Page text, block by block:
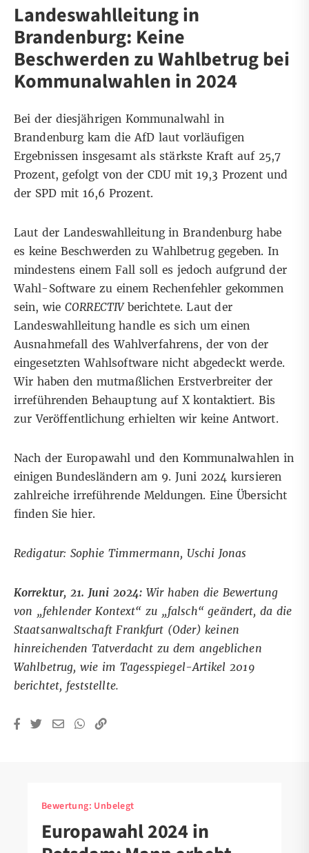
Landeswahlleitung in
Brandenburg: Keine
Beschwerden zu Wahlbetrug bei
Kommunalwahlen in 2024
Bei der diesjährigen Kommunalwahl in
Brandenburgkam die AfD laut vorläufigen
Ergebnissen insgesamt als stärkste Kraft auf 25,7
Prozent, gefolgt von der CDU mit 19,3 Prozent und
der SPD mit 16,6 Prozent.
Laut der Landeswahlleitung in Brandenburg habe
es keine Beschwerden zu Wahlbetrug gegeben. In
mindestens einem Fall soll es jedoch aufgrund der
Wahl-Software zu einem Rechenfehler gekommen
sein, wieCORRECTIV berichtete. Laut der
Landeswahlleitung handle es sich um einen
Ausnahmefall des Wahlverfahrens, der von der
eingesetzten Wahlsoftware nicht abgedeckt werde.
Wir haben den mutmaßlichen Erstverbreiter der
irreführenden Behauptung auf X kontaktiert. Bis
zur Veröffentlichung erhielten wir keine Antwort.
Nach der Europawahl und den Kommunalwahlen in
einigen Bundesländern am 9. Juni 2024 kursieren
zahlreiche irreführende Meldungen. Eine Übersicht
finden Siehier.
Redigatur: Sophie Timmermann, Uschi Jonas
Korrektur, 21. Juni 2024: Wir haben die Bewertung
von „fehlender Kontext“ zu „falsch“ geändert, da die
Staatsanwaltschaft Frankfurt (Oder) keinen
hinreichenden Tatverdacht zu dem angeblichen
Wahlbetrug, wie im Tagesspiegel-Artikel 2019
berichtet, feststellte.
Bewertung: Unbelegt
Europawahl 2024 in